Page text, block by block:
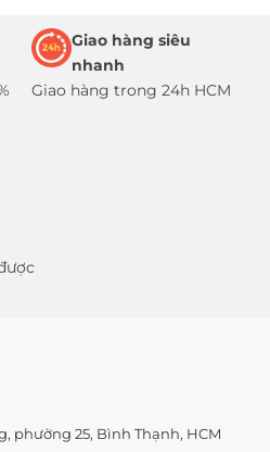
Giao hàng siêu
nhanh
Giao hàng trong 24h HCM
phường 25, Bình Thạnh, HCM